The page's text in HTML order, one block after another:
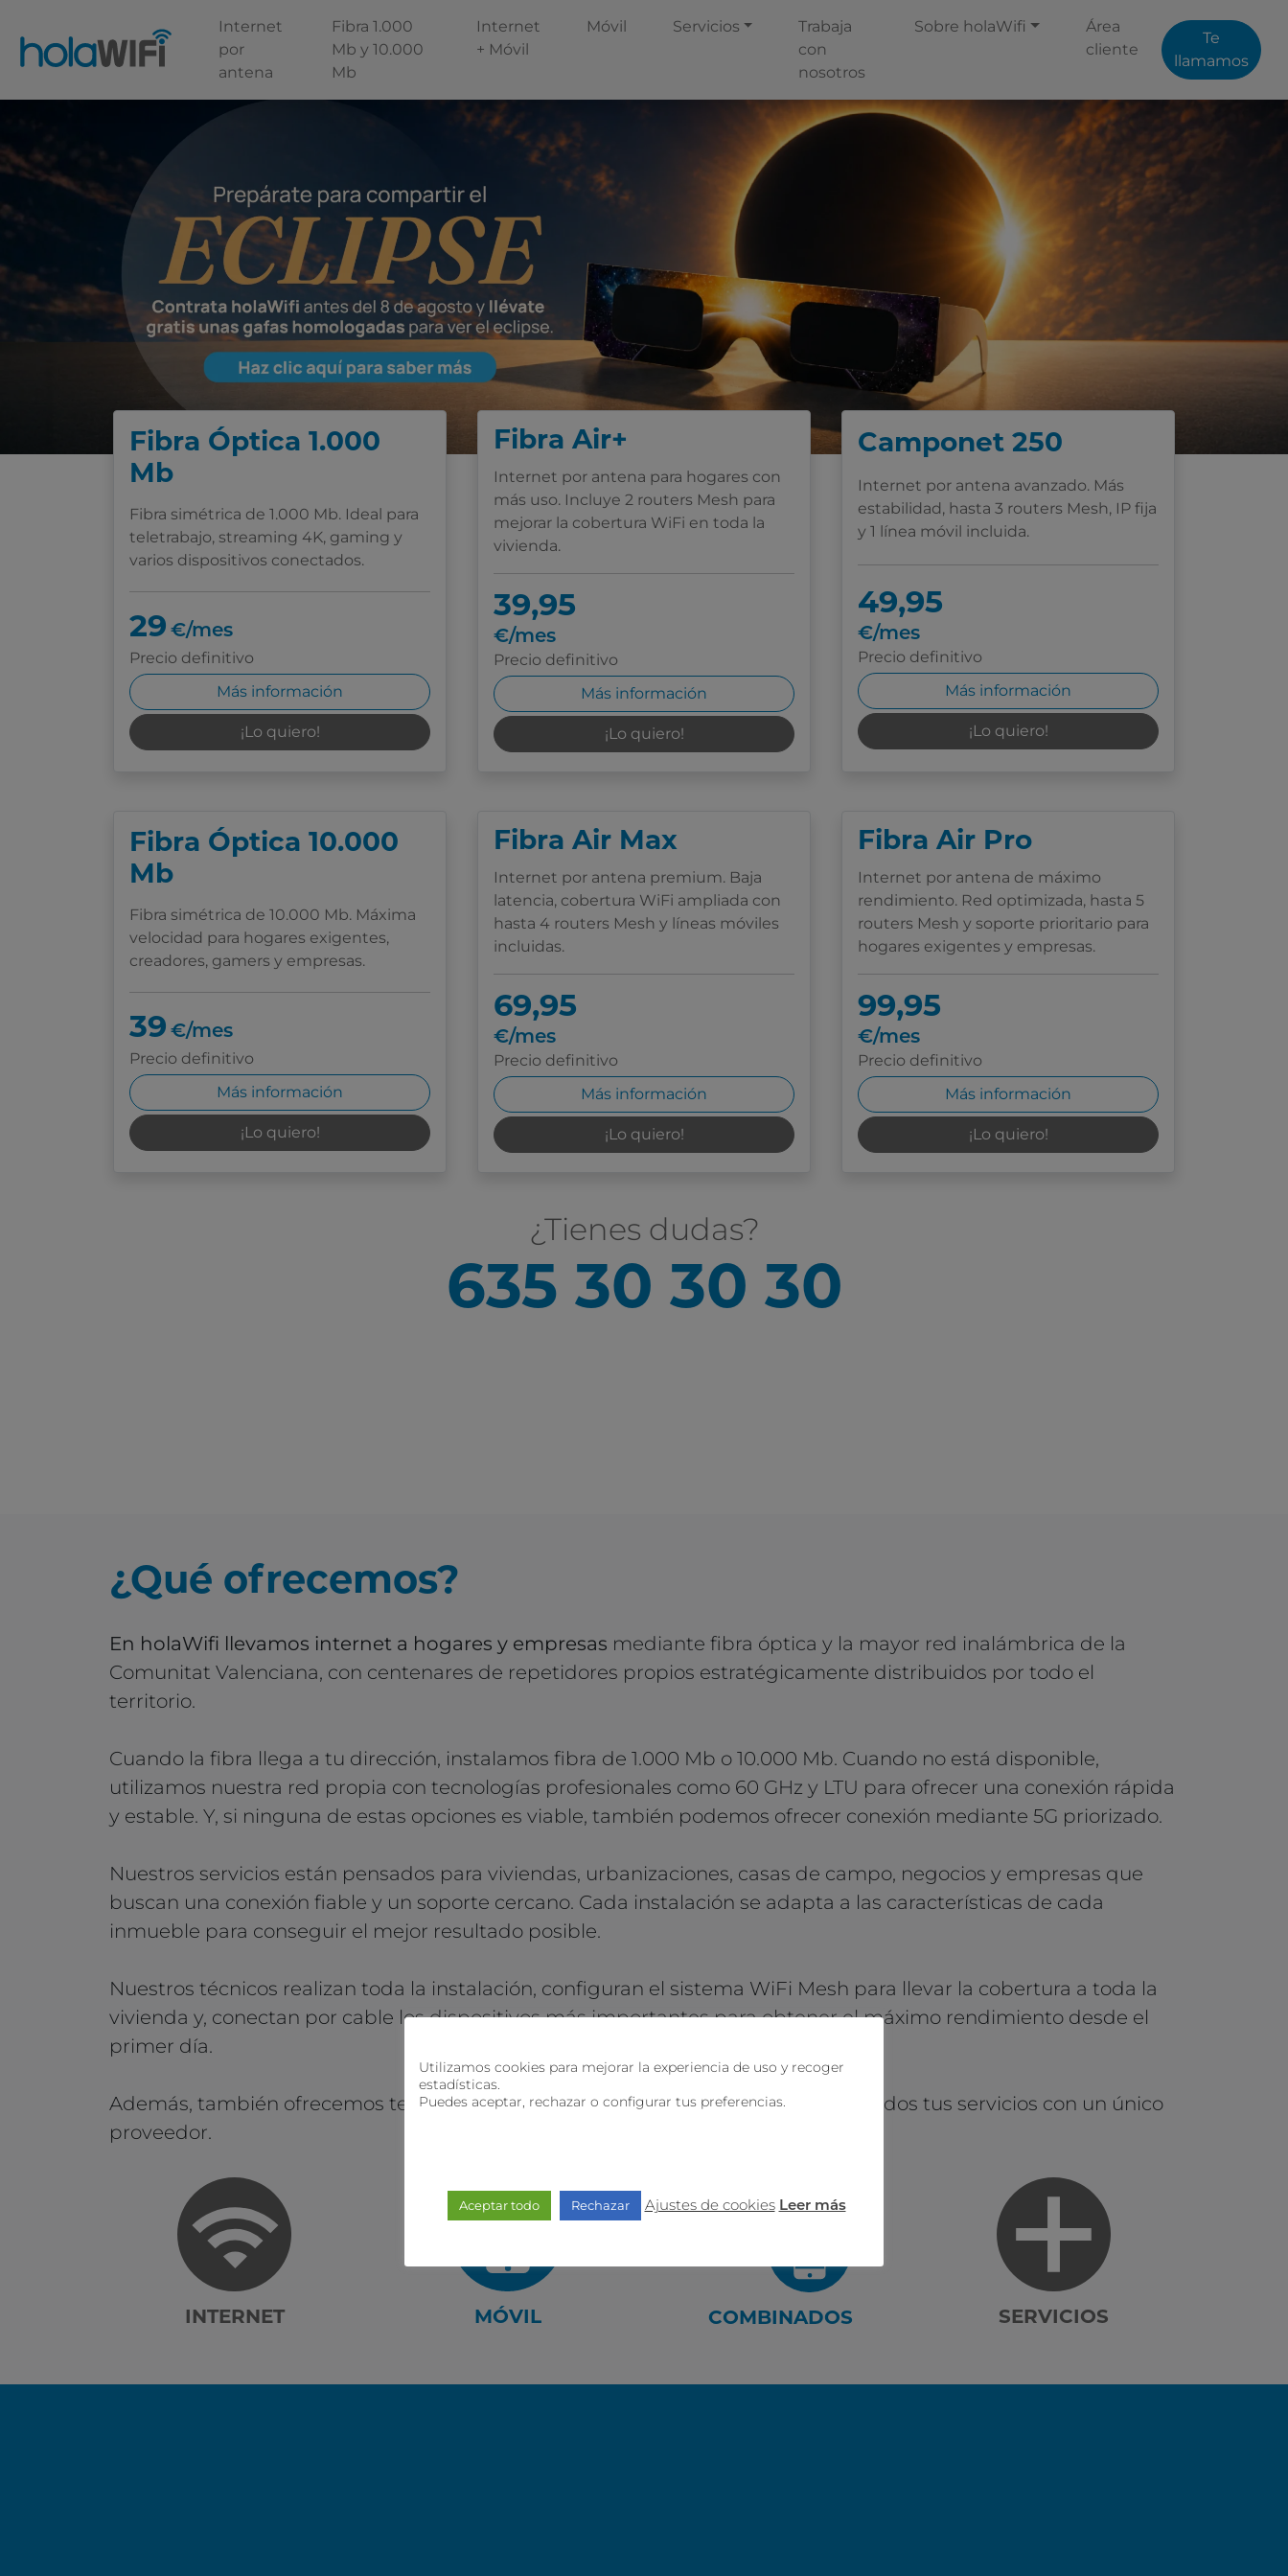
Internet
por
antena
Fibra 1.000
Mb y 10.000
Mb
Internet
+ Móvil
Móvil Servicios
Trabaja
con
nosotros
Sobre holaWifi
Área
cliente
Te
llamamos
Escoge tu tarifa
Fibra Óptica 1.000
Mb
Fibra simétrica de 1.000 Mb. Ideal para
teletrabajo, streaming 4K, gaming y
varios dispositivos conectados.
29 €/mes
Precio definitivo
Más información
¡Lo quiero!
Fibra Air+
Internet por antena para hogares con
más uso. Incluye 2 routers Mesh para
mejorar la cobertura WiFi en toda la
vivienda.
39,95
€/mes
Precio definitivo
Más información
¡Lo quiero!
Camponet 250
Internet por antena avanzado. Más
estabilidad, hasta 3 routers Mesh, IP fija
y 1 línea móvil incluida.
49,95
€/mes
Precio definitivo
Más información
¡Lo quiero!
Fibra Óptica 10.000
Mb
Fibra simétrica de 10.000 Mb. Máxima
velocidad para hogares exigentes,
creadores, gamers y empresas.
39 €/mes
Precio definitivo
Más información
¡Lo quiero!
Fibra Air Max
Internet por antena premium. Baja
latencia, cobertura WiFi ampliada con
hasta 4 routers Mesh y líneas móviles
incluidas.
69,95
€/mes
Precio definitivo
Más información
¡Lo quiero!
Fibra Air Pro
Internet por antena de máximo
rendimiento. Red optimizada, hasta 5
routers Mesh y soporte prioritario para
hogares exigentes y empresas.
99,95
€/mes
Precio definitivo
Más información
¡Lo quiero!
¿Tienes dudas?
635 30 30 30
¿Qué ofrecemos?
En holaWifi llevamos internet a hogares y empresas mediante fibra óptica y la mayor red inalámbrica de la
Comunitat Valenciana, con centenares de repetidores propios estratégicamente distribuidos por todo el
territorio.
Cuando la fibra llega a tu dirección, instalamos fibra de 1.000 Mb o 10.000 Mb. Cuando no está disponible,
utilizamos nuestra red propia con tecnologías profesionales como 60 GHz y LTU para ofrecer una conexión rápida
y estable. Y, si ninguna de estas opciones es viable, también podemos ofrecer conexión mediante 5G priorizado.
Nuestros servicios están pensados para viviendas, urbanizaciones, casas de campo, negocios y empresas que
buscan una conexión fiable y un soporte cercano. Cada instalación se adapta a las características de cada
inmueble para conseguir el mejor resultado posible.
Nuestros técnicos realizan toda la instalación, configuran el sistema WiFi Mesh para llevar la cobertura a toda la
vivienda y, conectan por cable los dispositivos más importantes para obtener el máximo rendimiento desde el
primer día.
Además, también ofrecemos telefonía móvil y televisión para que puedas tener todos tus servicios con un único
proveedor.
INTERNET MÓVIL COMBINADOS SERVICIOS
Utilizamos cookies para mejorar la experiencia de uso y recoger
estadísticas.
Puedes aceptar, rechazar o configurar tus preferencias.
Aceptar todo Rechazar Ajustes de cookies Leer más